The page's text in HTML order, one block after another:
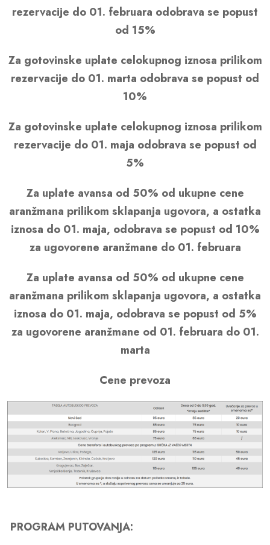
rezervacije do 01. februara odobrava se popust
od 15%
Za gotovinske uplate celokupnog iznosa prilikom
rezervacije do 01. marta odobrava se popust od
10%
Za gotovinske uplate celokupnog iznosa prilikom
rezervacije do 01. maja odobrava se popust od
5%
Za uplate avansa od 50% od ukupne cene
aranžmana prilikom sklapanja ugovora, a ostatka
iznosa do 01. maja, odobrava se popust od 10%
za ugovorene aranžmane do 01. februara
Za uplate avansa od 50% od ukupne cene
aranžmana prilikom sklapanja ugovora, a ostatka
iznosa do 01. maja, odobrava se popust od 5%
za ugovorene aranžmane od 01. februara do 01.
marta
Cene prevoza
PROGRAM PUTOVANJA: